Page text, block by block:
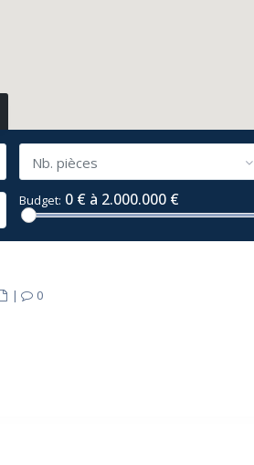
Nb. pièces
Budget: 0 € à 2.000.000 €
| 0